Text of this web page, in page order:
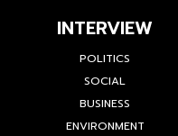
INTERVIEW
POLITICS
SOCIAL
BUSINESS
ENVIRONMENT